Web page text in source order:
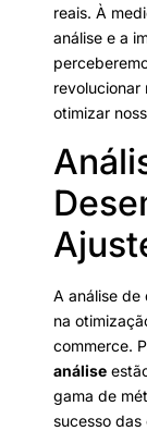
reais. À
análise e a
revolucionar
otimizar
A análise de
na
commerce.
análise
gama de
sucesso